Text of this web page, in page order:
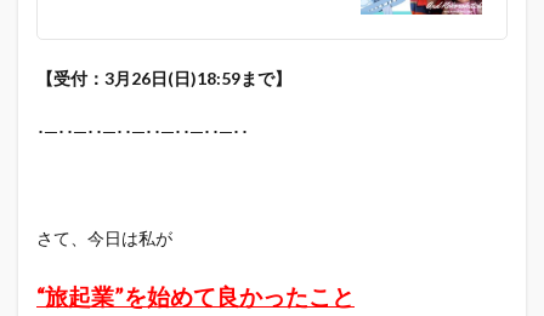
【受付：3月26日(日)18:59まで】
･─･･─･･─･･─･･─･･─･･─･･
さて、今日は私が
“旅起業”を始めて良かったこと